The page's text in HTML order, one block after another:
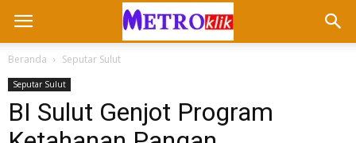
Beranda Seputar Sulut
Seputar Sulut
BI Sulut Genjot Program